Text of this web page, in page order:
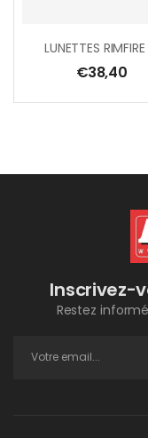
€38,40
Inscrivez-
Restez